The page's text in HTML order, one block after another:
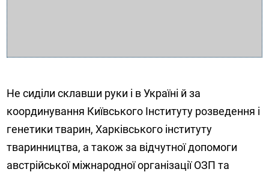
Не сиділи склавши руки і в Україні й за
координування Київського Інституту розведення і
генетики тварин, Харківського інституту
тваринництва, а також за відчутної допомоги
австрійської міжнародної організації ОЗП та